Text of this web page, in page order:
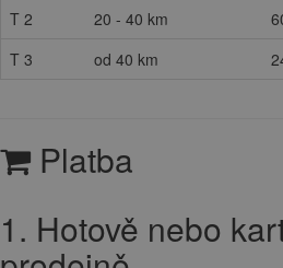
T 2
20 - 40 km
T 3
od 40 km
Platba
1. Hotově nebo